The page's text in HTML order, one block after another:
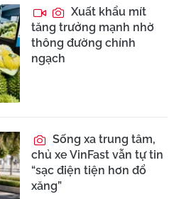
Xuất khẩu mít
tăng trưởng mạnh nhờ
thông đường chính
ngạch
Sống xa trung tâm,
chủ xe VinFast vẫn tự tin
“sạc điện tiện hơn đổ
xăng”